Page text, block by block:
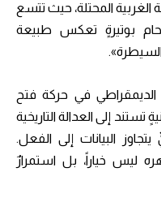
الغربية المحتلة، حيث تتسع
بوتيرةٍ تعكس طبيعة
الديمقراطي في حركة فتح
إلى العدالة التاريخية
البيانات إلى الفعل.
ليس خياراً، بل استمرارٌ